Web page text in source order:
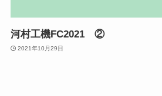
河村工機FC2021 ②
2021年10月29日